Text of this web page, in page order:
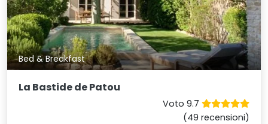
Bed & Breakfast
La Bastide de Patou
Voto 9.7
(49 recensioni)